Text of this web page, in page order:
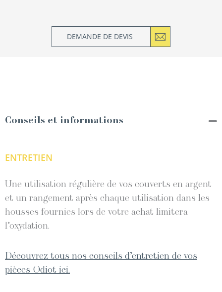
DEMANDE DE DEVIS
Conseils et informations
ENTRETIEN
Une utilisation régulière de vos couverts en argent
et un rangement après chaque utilisation dans les
housses fournies lors de votre achat limitera
l’oxydation.
Découvrez tous nos conseils d’entretien de vos
pièces Odiot ici.